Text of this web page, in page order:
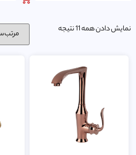
نمایش دادن همه 11 نتیجه